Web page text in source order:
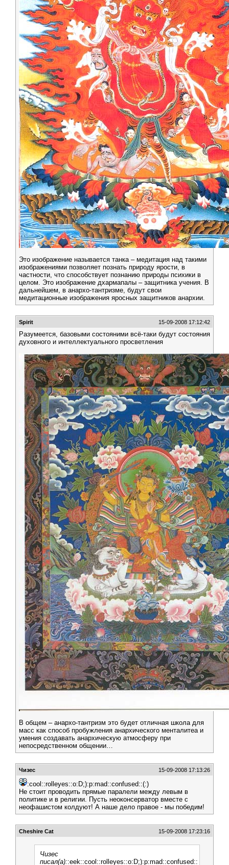
Это изображение называется танка – медитация над такими
изображениями позволяет познать природу ярости, в
частности, что способствует познанию природы психики в
целом. Это изображение дхармапалы – защитника учения. В
дальнейшем, в анархо-тантризме, будут свои
медитационные изображения яросных защитников анархии.
Spirit 15-09-2008 17:12:42
Разумеется, базовыми состояними всё-таки будут состояния
духовного и интеллектуального просветления
В общем – анархо-тантризм это будет отличная школа для
масс как способ пробужления анархического менталитеа и
умения создавать анархическую атмосферу при
непосредственном общении…
Чизес 15-09-2008 17:13:26
:cool::rolleyes::o:D;):p:mad::confused::(:)
Не стоит проводить прямые паралели между левым в
политике и в религии. Пусть неоконсерватор вместе с
неофашистом колдуют! А наше дело правое - мы победим!
Cheshire Cat 15-09-2008 17:23:16
Чизес
писал(а)::eek::cool::rolleyes::o:D;):p:mad::confused::